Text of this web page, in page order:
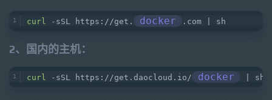
curl -sSL https://get. docker .com | sh
2、国内的主机：
curl -sSL https://get.daocloud.io/ docker | sh